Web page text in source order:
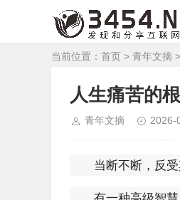
当前位置： 首页 > 青年文摘 >
人生痛苦的
青年文摘 2026-
当断不断，反受